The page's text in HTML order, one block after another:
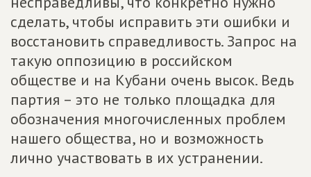
сделать, чтобы исправить эти ошибки и
восстановить справедливость. Запрос на
такую оппозицию в российском
обществе и на Кубани очень высок. Ведь
партия – это не только площадка для
обозначения многочисленных проблем
нашего общества, но и возможность
лично участвовать в их устранении.